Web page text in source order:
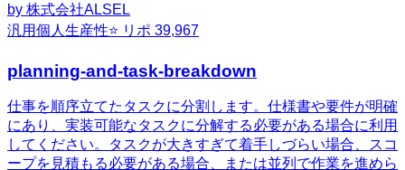
by 株式会社ALSEL
汎用個人生産性⭐ リポ 39,967
planning-and-task-breakdown
仕事を順序立てたタスクに分割します。仕様書や要件が明確
にあり、実装可能なタスクに分解する必要がある場合に利用
してください。タスクが大きすぎて着手しづらい場合、スコ
ープを見積もる必要がある場合、または並列で作業を進めら